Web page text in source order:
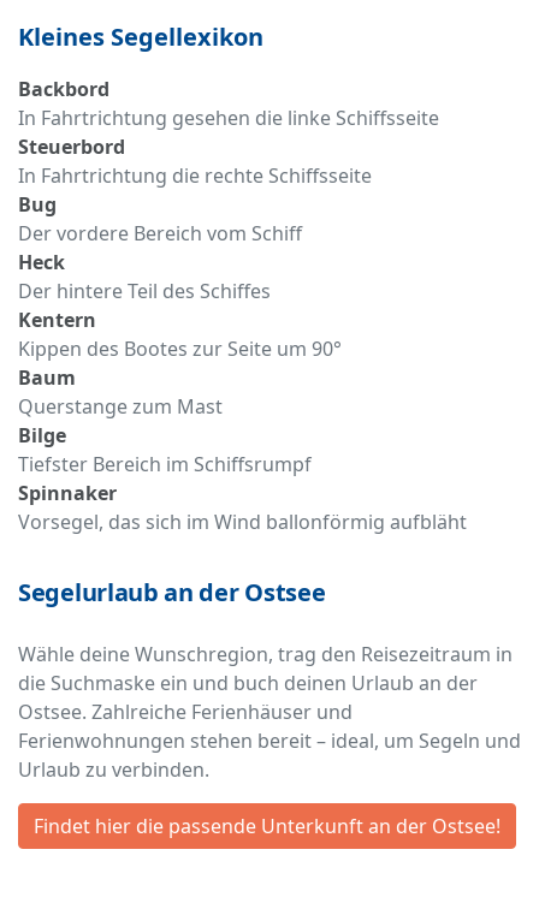
Kleines Segellexikon
Backbord
In Fahrtrichtung gesehen die linke Schiffsseite
Steuerbord
In Fahrtrichtung die rechte Schiffsseite
Bug
Der vordere Bereich vom Schiff
Heck
Der hintere Teil des Schiffes
Kentern
Kippen des Bootes zur Seite um 90°
Baum
Querstange zum Mast
Bilge
Tiefster Bereich im Schiffsrumpf
Spinnaker
Vorsegel, das sich im Wind ballonförmig aufbläht
Segelurlaub an der Ostsee
Wähle deine Wunschregion, trag den Reisezeitraum in
die Suchmaske ein und buch deinen Urlaub an der
Ostsee. Zahlreiche Ferienhäuser und
Ferienwohnungen stehen bereit – ideal, um Segeln und
Urlaub zu verbinden.
Findet hier die passende Unterkunft an der Ostsee!